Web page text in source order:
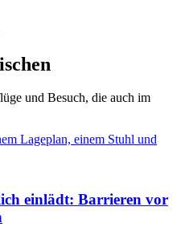
und Besuch, die auch im
einlädt: Barrieren vor